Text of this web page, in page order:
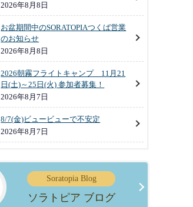
2026年8月8日
お盆期間中のSORATOPIAつくば営業
のお知らせ
2026年8月8日
2026朝霧フライトキャンプ 11月21
日(土)～25日(火) 参加者募集！
2026年8月7日
8/7(金)ビュービューで不安定
2026年8月7日
Soratopia Blog
ソラトピア ブログ